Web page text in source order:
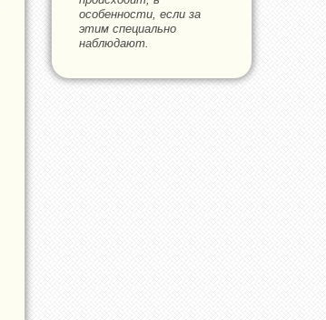
особенности, если за
этим специально
наблюдают.